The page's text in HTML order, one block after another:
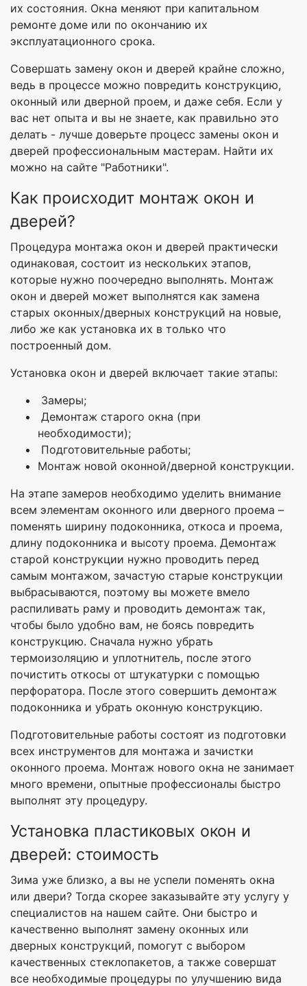
их состояния. Окна меняют при капитальном
ремонте доме или по окончанию их
эксплуатационного срока.
Совершать замену окон и дверей крайне сложно,
ведь в процессе можно повредить конструкцию,
оконный или дверной проем, и даже себя. Если у
вас нет опыта и вы не знаете, как правильно это
делать - лучше доверьте процесс замены окон и
дверей профессиональным мастерам. Найти их
можно на сайте "Работники".
Как происходит монтаж окон и
дверей?
Процедура монтажа окон и дверей практически
одинаковая, состоит из нескольких этапов,
которые нужно поочередно выполнять. Монтаж
окон и дверей может выполнятся как замена
старых оконных/дверных конструкций на новые,
либо же как установка их в только что
построенный дом.
Установка окон и дверей включает такие этапы:
Замеры;
Демонтаж старого окна (при
необходимости);
Подготовительные работы;
Монтаж новой оконной/дверной конструкции.
На этапе замеров необходимо уделить внимание
всем элементам оконного или дверного проема –
поменять ширину подоконника, откоса и проема,
длину подоконника и высоту проема. Демонтаж
старой конструкции нужно проводить перед
самым монтажом, зачастую старые конструкции
выбрасываются, поэтому вы можете вмело
распиливать раму и проводить демонтаж так,
чтобы было удобно вам, не боясь повредить
конструкцию. Сначала нужно убрать
термоизоляцию и уплотнитель, после этого
почистить откосы от штукатурки с помощью
перфоратора. После этого совершить демонтаж
подоконника и убрать оконную конструкцию.
Подготовительные работы состоят из подготовки
всех инструментов для монтажа и зачистки
оконного проема. Монтаж нового окна не занимает
много времени, опытные профессионалы быстро
выполнят эту процедуру.
Установка пластиковых окон и
дверей: стоимость
Зима уже близко, а вы не успели поменять окна
или двери? Тогда скорее заказывайте эту услугу у
специалистов на нашем сайте. Они быстро и
качественно выполнят замену оконных или
дверных конструкций, помогут с выбором
качественных стеклопакетов, а также совершат
все необходимые процедуры по улучшению вида